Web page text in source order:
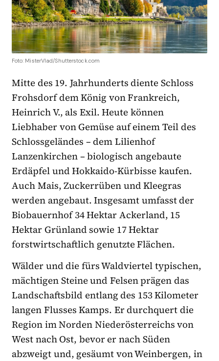
Foto: MisterVlad/Shutterstock.com
Mitte des 19. Jahrhunderts diente Schloss
Frohsdorf dem König von Frankreich,
Heinrich V., als Exil. Heute können
Liebhaber von Gemüse auf einem Teil des
Schlossgeländes – dem Lilienhof
Lanzenkirchen – biologisch angebaute
Erdäpfel und Hokkaido-Kürbisse kaufen.
Auch Mais, Zuckerrüben und Kleegras
werden angebaut. Insgesamt umfasst der
Biobauernhof 34 Hektar Ackerland, 15
Hektar Grünland sowie 17 Hektar
forstwirtschaftlich genutzte Flächen.
Wälder und die fürs Waldviertel typischen,
mächtigen Steine und Felsen prägen das
Landschaftsbild entlang des 153 Kilometer
langen Flusses Kamps. Er durchquert die
Region im Norden Niederösterreichs von
West nach Ost, bevor er nach Süden
abzweigt und, gesäumt von Weinbergen, in